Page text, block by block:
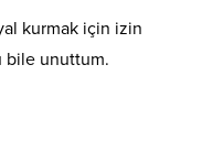
kurmak için izin
bile unuttum.